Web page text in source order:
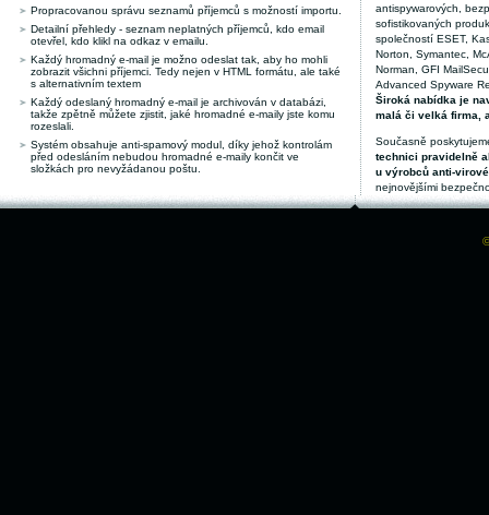
Propracovanou správu seznamů příjemců s možností importu.
Detailní přehledy - seznam neplatných příjemců, kdo email
otevřel, kdo klikl na odkaz v emailu.
Každý hromadný e-mail je možno odeslat tak, aby ho mohli
zobrazit všichni příjemci. Tedy nejen v HTML formátu, ale také
s alternativním textem
Každý odeslaný hromadný e-mail je archivován v databázi,
takže zpětně můžete zjistit, jaké hromadné e-maily jste komu
rozeslali.
Systém obsahuje anti-spamový modul, díky jehož kontrolám
před odesláním nebudou hromadné e-maily končit ve
složkách pro nevyžádanou poštu.
antispywarových,
sofistikovaných
společností ESET,
Norton, Symantec,
Norman, GFI
Advanced Spyware
Široká nabídka je
malá či velká firma,
Současně
technici pravidelně
u výrobců anti-
nejnovějšími